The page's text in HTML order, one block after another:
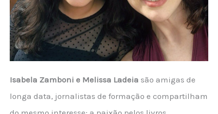
Isabela Zamboni e Melissa Ladeia são amigas de
longa data, jornalistas de formação e compartilham